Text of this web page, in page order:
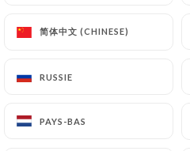
简体中文 (CHINESE)
RUSSIE
PAYS-BAS Chez
简体中文 (CHINESE)
RUSSIE
PAYS-BAS